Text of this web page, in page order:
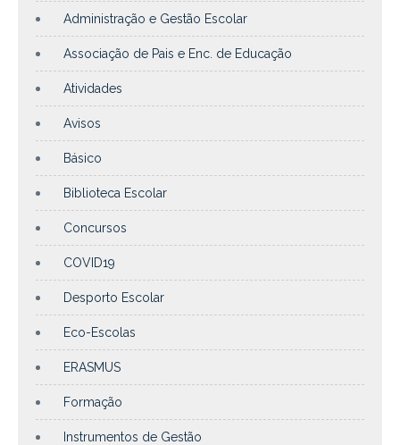
Administração e Gestão Escolar
Associação de Pais e Enc. de Educação
Atividades
Avisos
Básico
Biblioteca Escolar
Concursos
COVID19
Desporto Escolar
Eco-Escolas
ERASMUS
Formação
Instrumentos de Gestão